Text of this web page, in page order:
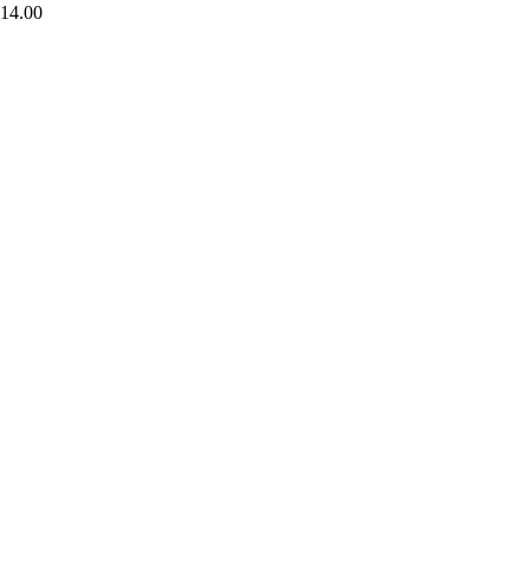
14.00